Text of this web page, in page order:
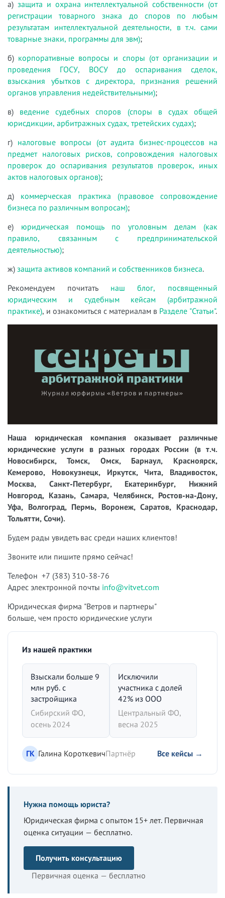
а) защита и охрана интеллектуальной собственности (от
регистрации товарного знака до споров по любым
результатам интеллектуальной деятельности, в т.ч. сами
товарные знаки, программы для эвм);
б) корпоративные вопросы и споры (от организации и
проведения ГОСУ, ВОСУ до оспаривания сделок,
взыскания убытков с директора, признания решений
органов управления недействительными);
в) ведение судебных споров (споры в судах общей
юрисдикции, арбитражных судах, третейских судах);
г) налоговые вопросы (от аудита бизнес-процессов на
предмет налоговых рисков, сопровождения налоговых
проверок до оспаривания результатов проверок, иных
актов налоговых органов);
д) коммерческая практика (правовое сопровождение
бизнеса по различным вопросам);
е) юридическая помощь по уголовным делам (как
правило, связанным с предпринимательской
деятельностью);
ж) защита активов компаний и собственников бизнеса.
Рекомендуем почитать наш блог, посвященный
юридическим и судебным кейсам (арбитражной
практике), и ознакомиться с материалам в Разделе "Статьи".
Наша юридическая компания оказывает различные
юридические услуги в разных городах России (в т.ч.
Новосибирск, Томск, Омск, Барнаул, Красноярск,
Кемерово, Новокузнецк, Иркутск, Чита, Владивосток,
Москва, Санкт-Петербург, Екатеринбург, Нижний
Новгород, Казань, Самара, Челябинск, Ростов-на-Дону,
Уфа, Волгоград, Пермь, Воронеж, Саратов, Краснодар,
Тольятти, Сочи).
Будем рады увидеть вас среди наших клиентов!
Звоните или пишите прямо сейчас!
Телефон +7 (383) 310-38-76
Адрес электронной почты info@vitvet.com
Юридическая фирма "Ветров и партнеры"
больше, чем просто юридические услуги
Из нашей практики
Взыскали больше 9
млн руб. с
застройщика
Сибирский ФО,
осень 2024
Исключили
участника с долей
42% из ООО
Центральный ФО,
весна 2025
ГК Галина КороткевичПартнёр Все кейсы →
Нужна помощь юриста?
Юридическая фирма с опытом 15+ лет. Первичная
оценка ситуации — бесплатно.
Получить консультацию
Первичная оценка — бесплатно